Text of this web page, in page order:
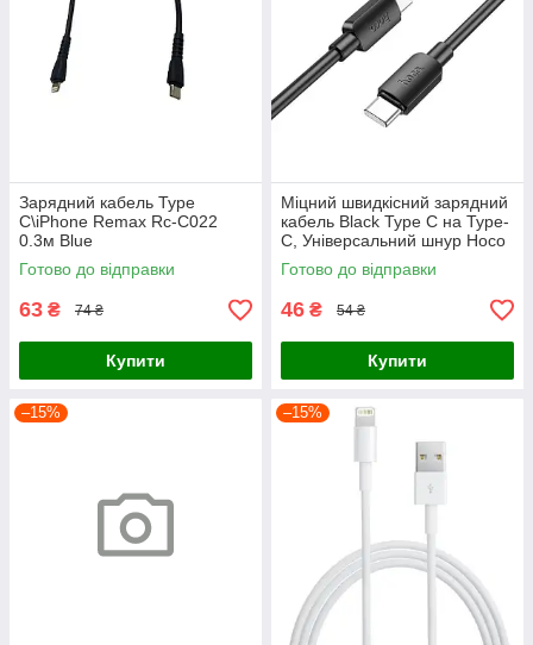
Зарядний кабель Type
C\iPhone Remax Rc-C022
0.3м Blue
Готово до відправки
63 ₴ 74 ₴
Купити
Міцний швидкісний зарядний
кабель Black Type C на Type-
C, Універсальний шнур Hoco
0.25m для передачі даних
60W
Готово до відправки
46 ₴ 54 ₴
Купити
–15% –15%